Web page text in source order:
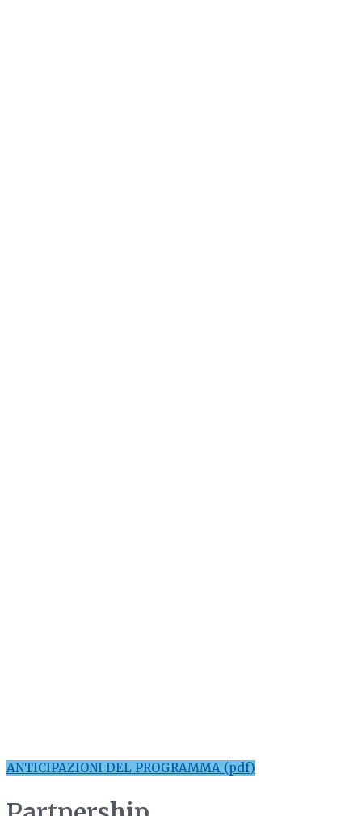
ANTICIPAZIONI DEL PROGRAMMA (pdf)